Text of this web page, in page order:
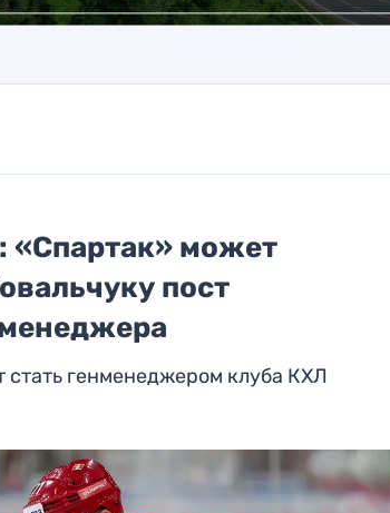
«Спартак» может
пост
стать генменеджером клуба КХЛ